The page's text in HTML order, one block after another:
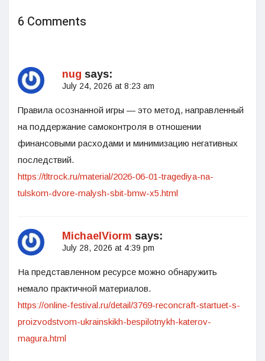
6 Comments
nug says:
July 24, 2026 at 8:23 am
Правила осознанной игры — это метод, направленный
на поддержание самоконтроля в отношении
финансовыми расходами и минимизацию негативных
последствий.
https://tltrock.ru/material/2026-06-01-tragediya-na-
tulskom-dvore-malysh-sbit-bmw-x5.html
MichaelViorm says:
July 28, 2026 at 4:39 pm
На представленном ресурсе можно обнаружить
немало практичной материалов.
https://online-festival.ru/detail/3769-reconcraft-startuet-s-
proizvodstvom-ukrainskikh-bespilotnykh-katerov-
magura.html